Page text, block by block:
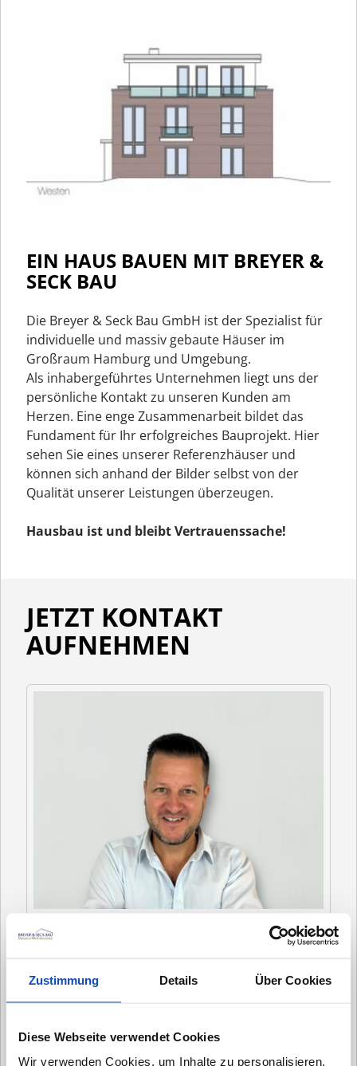
Zustimmung Details Über Cookies
Diese Webseite verwendet Cookies
Wir verwenden Cookies, um Inhalte zu personalisieren,
EIN HAUS BAUEN MIT BREYER &
SECK BAU
Die Breyer & Seck Bau GmbH ist der Spezialist für
individuelle und massiv gebaute Häuser im
Großraum Hamburg und Umgebung.
Als inhabergeführtes Unternehmen liegt uns der
persönliche Kontakt zu unseren Kunden am
Herzen. Eine enge Zusammenarbeit bildet das
Fundament für Ihr erfolgreiches Bauprojekt. Hier
sehen Sie eines unserer Referenzhäuser und
können sich anhand der Bilder selbst von der
Qualität unserer Leistungen überzeugen.
Hausbau ist und bleibt Vertrauenssache!
JETZT KONTAKT
AUFNEHMEN
"Nur durch Austausch und das persönliche
einem anfassbaren, massiven Zuhause für Ihre
Familie werden lassen."
Wir freuen uns auf Ihre Kontaktanfrage und
darauf, Sie persönlich kennenzulernen.